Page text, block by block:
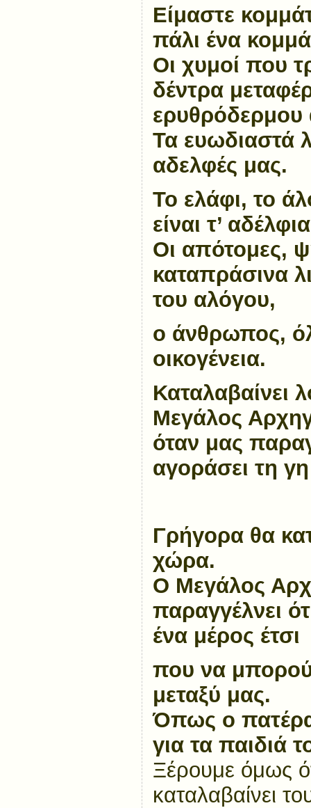
Είμαστε
πάλι ένα
Οι χυμοί που
δέντρα
Τα ευωδιαστά
αδελφές μας.
Το ελάφι, το
είναι τ’
Οι απότομες,
καταπράσινα
του αλόγου,
ο άνθρωπος,
οικογένεια.
Καταλαβαίνει
Μεγάλος
όταν μας
αγοράσει τη
Γρήγορα θα
χώρα.
Ο Μεγάλος
παραγγέλνει
ένα μέρος έτσι
που να
μεταξύ μας.
Όπως ο
για τα παιδιά
Ξέρουμε όμως
καταλαβαίνει